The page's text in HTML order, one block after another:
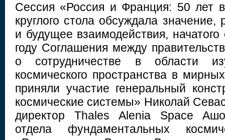
Сессия «Россия и Франция: 50 лет
круглого стола обсуждала значение,
и будущее взаимодействия,
году Соглашения между
о сотрудничестве в области
космического пространства в
приняли участие генеральный
космические системы» Николай
директор Thales Alenia Space
отдела фундаментальных